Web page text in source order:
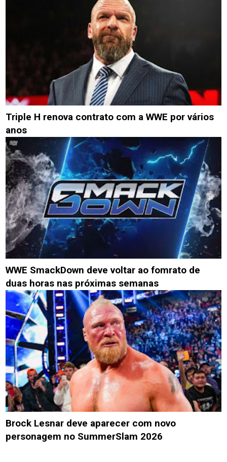
Triple H renova contrato com a WWE por vários
anos
WWE SmackDown deve voltar ao fomrato de
duas horas nas próximas semanas
Brock Lesnar deve aparecer com novo
personagem no SummerSlam 2026